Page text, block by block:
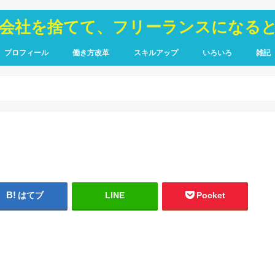
社を捨てて、フリーランスになる
プロフィール 働き方改革 スキルアップ いろいろ 雑記
はてブ LINE Pocket